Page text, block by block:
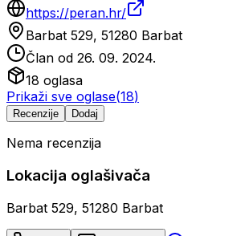
https://peran.hr/
Barbat 529, 51280 Barbat
Član od 26. 09. 2024.
18 oglasa
Prikaži sve oglase(18)
Recenzije Dodaj
Nema recenzija
Lokacija oglašivača
Barbat 529, 51280 Barbat